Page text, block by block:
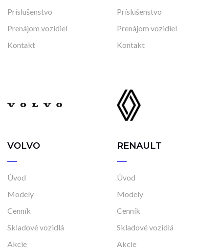
Príslušenstvo
Prenájom vozidiel
Kontakt
Príslušenstvo
Prenájom vozidiel
Kontakt
VOLVO
Úvod
Modely
Cenník
Skladové vozidlá
Akcie
RENAULT
Úvod
Modely
Cenník
Skladové vozidlá
Akcie